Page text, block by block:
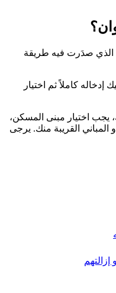
الذي صدَرت فيه طريقة
إدخاله كاملاً ثم اختيار
يجب اختيار مبنى المسكن،
المباني القريبة منك. يرجى